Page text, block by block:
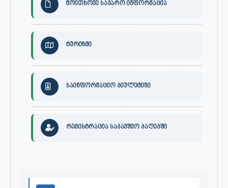
მოითხოვე საჯარო ინფორმაცია
ტურიზმი
საინფორმაციო ბიულეტინი
რეგისტრაცია საბავშვო ბაღებში